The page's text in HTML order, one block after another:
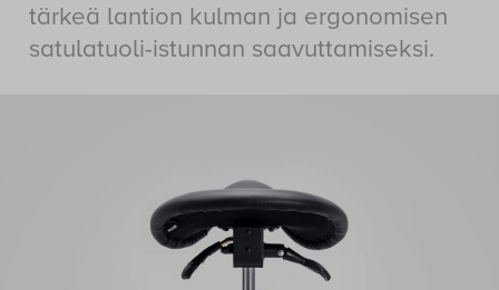
tärkeä lantion kulman ja ergonomisen
satulatuoli-istunnan saavuttamiseksi.